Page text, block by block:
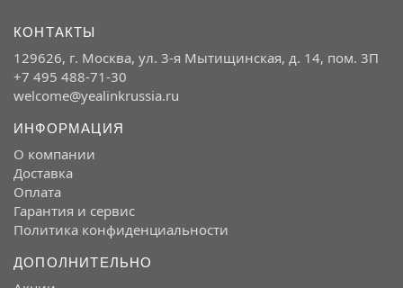
КОНТАКТЫ
129626, г. Москва, ул. 3-я Мытищинская, д. 14, пом. 3П
+7 495 488-71-30
welcome@yealinkrussia.ru
ИНФОРМАЦИЯ
О компании
Доставка
Оплата
Гарантия и сервис
Политика конфиденциальности
ДОПОЛНИТЕЛЬНО